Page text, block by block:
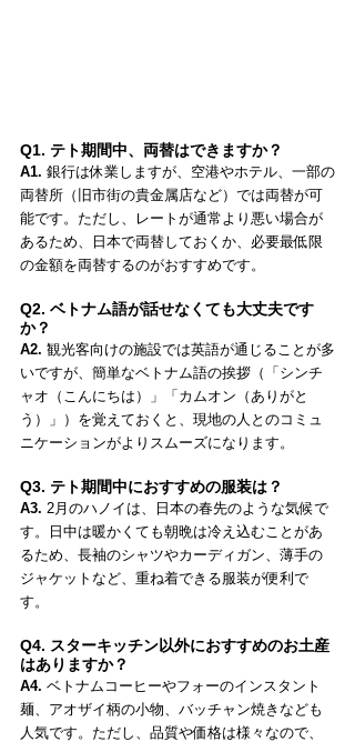
Q1. テト期間中、両替はできますか？
A1. 銀行は休業しますが、空港やホテル、一部の
両替所（旧市街の貴金属店など）では両替が可
能です。ただし、レートが通常より悪い場合が
あるため、日本で両替しておくか、必要最低限
の金額を両替するのがおすすめです。
Q2. ベトナム語が話せなくても大丈夫です
か？
A2. 観光客向けの施設では英語が通じることが多
いですが、簡単なベトナム語の挨拶（「シンチ
ャオ（こんにちは）」「カムオン（ありがと
う）」）を覚えておくと、現地の人とのコミュ
ニケーションがよりスムーズになります。
Q3. テト期間中におすすめの服装は？
A3. 2月のハノイは、日本の春先のような気候で
す。日中は暖かくても朝晩は冷え込むことがあ
るため、長袖のシャツやカーディガン、薄手の
ジャケットなど、重ね着できる服装が便利で
す。
Q4. スターキッチン以外におすすめのお土産
はありますか？
A4. ベトナムコーヒーやフォーのインスタント
麺、アオザイ柄の小物、バッチャン焼きなども
人気です。ただし、品質や価格は様々なので、